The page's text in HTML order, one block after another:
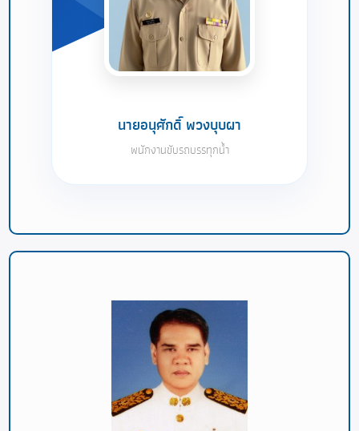
นายอนุศักดิ์ พวงบุบผา
พนักงานขับรถบรรทุกน้ำ